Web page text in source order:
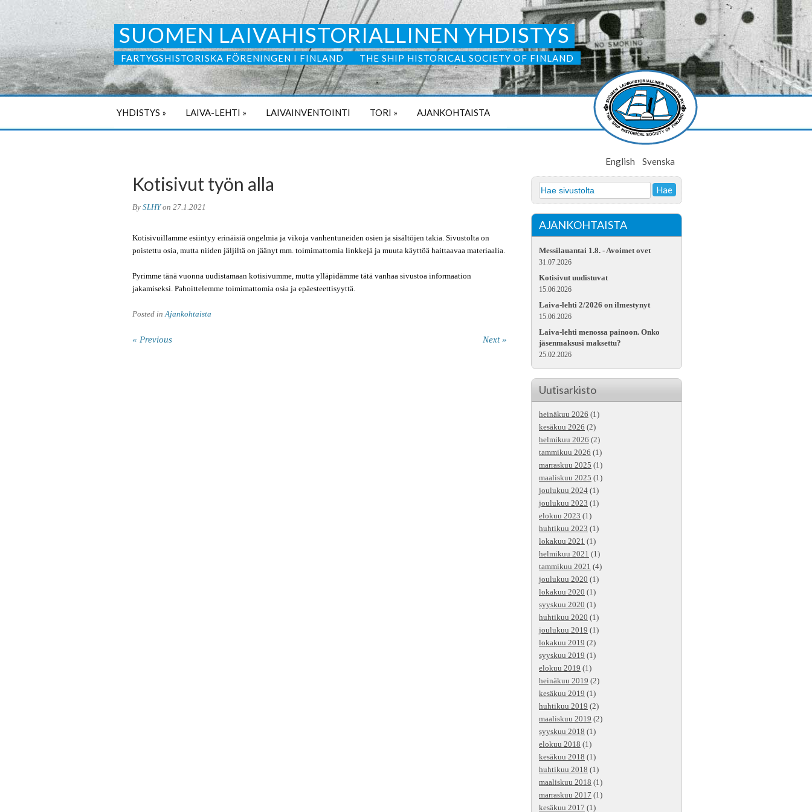
SUOMEN LAIVAHISTORIALLINEN YHDISTYS
FARTYGSHISTORISKA FÖRENINGEN I FINLAND THE SHIP HISTORICAL SOCIETY OF FINLAND
YHDISTYS » LAIVA-LEHTI » LAIVAINVENTOINTI TORI » AJANKOHTAISTA
Kotisivut työn alla
By SLHYon 27.1.2021
Kotisivuillamme esiintyy erinäisiä ongelmia ja vikoja vanhentuneiden osien ja sisältöjen takia. Sivustolta on
poistettu osia, mutta niiden jäljiltä on jäänyt mm. toimimattomia linkkejä ja muuta käyttöä haittaavaa materiaalia.
Pyrimme tänä vuonna uudistamaan kotisivumme, mutta ylläpidämme tätä vanhaa sivustoa informaation
jakamiseksi. Pahoittelemme toimimattomia osia ja epäesteettisyyttä.
Posted inAjankohtaista
« Previous Next »
Svenska
English
AJANKOHTAISTA
Messilauantai 1.8. - Avoimet ovet
31.07.2026
Kotisivut uudistuvat
15.06.2026
Laiva-lehti 2/2026 on ilmestynyt
15.06.2026
Laiva-lehti menossa painoon. Onko
jäsenmaksusi maksettu?
25.02.2026
Uutisarkisto
heinäkuu 2026 (1)
kesäkuu 2026 (2)
helmikuu 2026 (2)
tammikuu 2026 (1)
marraskuu 2025 (1)
maaliskuu 2025 (1)
joulukuu 2024 (1)
joulukuu 2023 (1)
elokuu 2023 (1)
huhtikuu 2023 (1)
lokakuu 2021 (1)
helmikuu 2021 (1)
tammikuu 2021 (4)
joulukuu 2020 (1)
lokakuu 2020 (1)
syyskuu 2020 (1)
huhtikuu 2020 (1)
joulukuu 2019 (1)
lokakuu 2019 (2)
syyskuu 2019 (1)
elokuu 2019 (1)
heinäkuu 2019 (2)
kesäkuu 2019 (1)
huhtikuu 2019 (2)
maaliskuu 2019 (2)
syyskuu 2018 (1)
elokuu 2018 (1)
kesäkuu 2018 (1)
huhtikuu 2018 (1)
maaliskuu 2018 (1)
marraskuu 2017 (1)
kesäkuu 2017 (1)